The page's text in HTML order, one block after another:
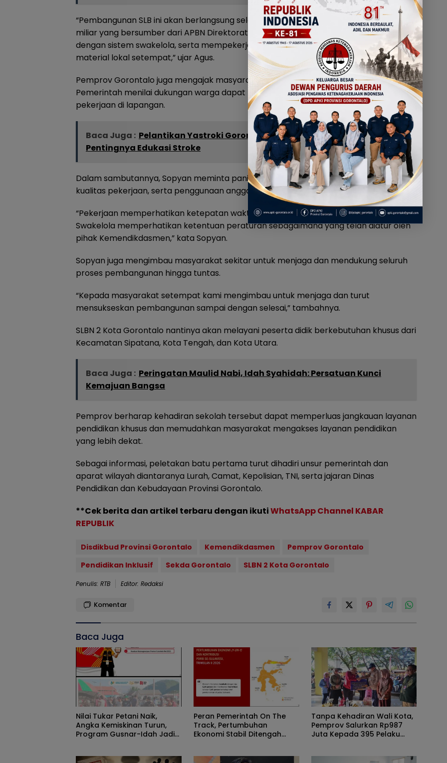
“Pembangunan SLB ini akan berlangsung selama 6 bulan dengan total anggaran Rp5,5
miliar yang bersumber dari APBN Direktorat PKLK Dirjen Vokasi Kemendikdasmen RI,
dengan sistem swakelola, serta mempekerjakan tenaga kerja lokal dan bahan
material lokal setempat,” ujar Agus.
Pemprov Gorontalo juga mengajak masyarakat mendukung proses pembangunan.
Pemerintah menilai dukungan warga dapat membantu menjaga kelancaran
pekerjaan di lapangan.
Baca Juga : Pelantikan Yastroki Gorontalo, Idah Syahidah Tekankan
Pentingnya Edukasi Stroke
Dalam sambutannya, Sopyan meminta panitia dan pelaksana menjaga target waktu,
kualitas pekerjaan, serta penggunaan anggaran agar tetap sesuai aturan.
“Pekerjaan memperhatikan ketepatan waktu, kualitas dan biaya. Serta Panitia
Swakelola memperhatikan ketentuan peraturan sebagaimana yang telah diatur oleh
pihak Kemendikdasmen,” kata Sopyan.
Sopyan juga mengimbau masyarakat sekitar untuk menjaga dan mendukung seluruh
proses pembangunan hingga tuntas.
“Kepada masyarakat setempat kami mengimbau untuk menjaga dan turut
mensukseskan pembangunan sampai dengan selesai,” tambahnya.
SLBN 2 Kota Gorontalo nantinya akan melayani peserta didik berkebutuhan khusus dari
Kecamatan Sipatana, Kota Tengah, dan Kota Utara.
Baca Juga : Peringatan Maulid Nabi, Idah Syahidah: Persatuan Kunci
Kemajuan Bangsa
Pemprov berharap kehadiran sekolah tersebut dapat memperluas jangkauan layanan
pendidikan khusus dan memudahkan masyarakat mengakses layanan pendidikan
yang lebih dekat.
Sebagai informasi, peletakan batu pertama turut dihadiri unsur pemerintah dan
aparat wilayah diantaranya Lurah, Camat, Kepolisian, TNI, serta jajaran Dinas
Pendidikan dan Kebudayaan Provinsi Gorontalo.
**Cek berita dan artikel terbaru dengan ikutiWhatsApp Channel KABAR
REPUBLIK
Disdikbud Provinsi Gorontalo Kemendikdasmen
Pemprov Gorontalo
Pendidikan Inklusif
Sekda Gorontalo SLBN 2 Kota Gorontalo
Penulis: RTB Editor: Redaksi
Komentar
Baca Juga
Nilai Tukar Petani Naik,
Angka Kemiskinan Turun,
Program Gusnar-Idah Jadi
Peran Pemerintah On The
Track, Pertumbuhan
Ekonomi Stabil Ditengah
Tanpa Kehadiran Wali Kota,
Pemprov Salurkan Rp987
Juta Kepada 395 Pelaku